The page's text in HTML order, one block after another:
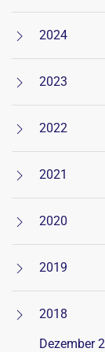
2024
2023
2022
2021
2020
2019
2018
Dezember